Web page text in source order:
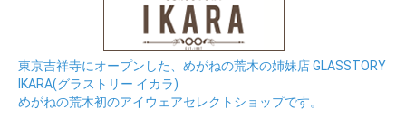
東京吉祥寺にオープンした、めがねの荒木の姉妹店 GLASSTORY
IKARA(グラストリー イカラ)
めがねの荒木初のアイウェアセレクトショップです。